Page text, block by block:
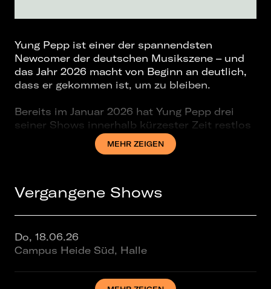
Yung Pepp ist einer der spannendsten
Newcomer der deutschen Musikszene – und
das Jahr 2026 macht von Beginn an deutlich,
dass er gekommen ist, um zu bleiben.
Bereits im Januar 2026 hat Yung Pepp drei
seiner Shows innerhalb kürzester Zeit restlos
ausverkauft. Ein Statement, das kaum
übersehen werden kann: Wer so früh im Jahr,
die wächst – und eine Energie auf der Bühne,
Doch damit nicht genug: Im Sommer 2026
wird Yung Pepp auf insgesamt achtzehn
etablierten Festivals zu hören sein. Was
seinen Aufstieg zusätzlich unterstreicht, sind
die zahlreichen Supports, die er in der
Vergangenheit gespielt hat. Yung Pepp war
MEHR ZEIGEN
Vergangene Shows
Do, 18.06.26
Campus Heide Süd, Halle